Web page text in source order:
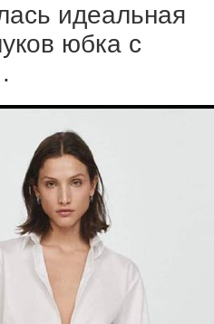
идеальная
юбка с